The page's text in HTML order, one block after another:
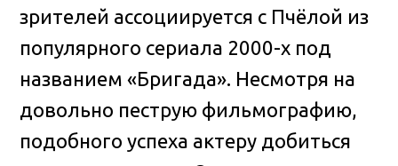
зрителей ассоциируется с Пчёлой из
популярного сериала 2000-х под
названием «Бригада». Несмотря на
довольно пеструю фильмографию,
подобного успеха актеру добиться